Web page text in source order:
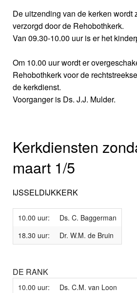
De uitzending van de kerken wordt
verzorgd door de Rehobothkerk.
Van 09.30-10.00 uur is er het
Om 10.00 uur wordt er
Rehobothkerk voor de
de kerkdienst.
Voorganger is Ds. J.J. Mulder.
Kerkdiensten
maart 1/5
IJSSELDIJKKERK
10.00 uur:
Ds. C. Baggerman
18.30 uur:
Dr. W.M. de Bruin
DE RANK
10.00 uur:
Ds. C.M. van Loon